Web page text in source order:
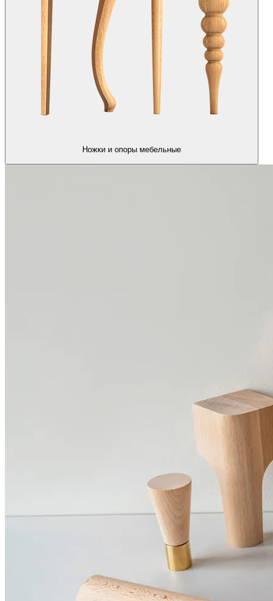
Ножки и опоры мебельные